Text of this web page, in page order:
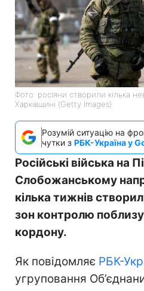
Фото: росіяни створили кілька
Харківщині (Getty Images)
Розумій ситуацію на
чутки з РБК-Україна у
Російські війська на
Слобожанському
кілька тижнів
зон контролю поблизу
кордону.
Як повідомляє РБК-
угруповання